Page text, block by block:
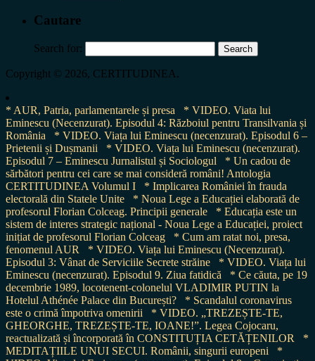
Cautare
Search for:
Copyright © 2026, CERTITUDINEA.
* AUR, Patria, parlamentarele și presa
* VIDEO. Viata lui
Eminescu (Necenzurat). Episodul 4: Războiul pentru Transilvania și
România
* VIDEO. Viața lui Eminescu (necenzurat). Episodul 6 –
Prietenii și Dușmanii
* VIDEO. Viața lui Eminescu (necenzurat).
Episodul 7 – Eminescu Jurnalistul și Sociologul
* Un cadou de
sărbători pentru cei care se mai consideră români! Antologia
CERTITUDINEA Volumul I
* Implicarea României în frauda
electorală din Statele Unite
* Noua Lege a Educației elaborată de
profesorul Florian Colceag. Principii generale
* Educația este un
sistem de interes strategic național - Noua Lege a Educației, proiect
inițiat de profesorul Florian Colceag
* Cum am ratat noi, presa,
fenomenul AUR
* VIDEO. Viața lui Eminescu (Necenzurat).
Episodul 3: Vânat de Serviciile Secrete străine
* VIDEO. Viața lui
Eminescu (necenzurat). Episodul 9. Ziua fatidică
* Ce căuta, pe 19
decembrie 1989, locotenent-colonelul VLADIMIR PUTIN la
Hotelul Athénée Palace din București?
* Scandalul coronavirus
este o crimă împotriva omenirii
* VIDEO. „TREZEȘTE-TE,
GHEORGHE, TREZEȘTE-TE, IOANE!”. Legea Cojocaru,
reactualizată și încorporată în CONSTITUȚIA CETĂȚENILOR
*
MEDITAȚIILE UNUI SECUI. Românii, singurii europeni
*